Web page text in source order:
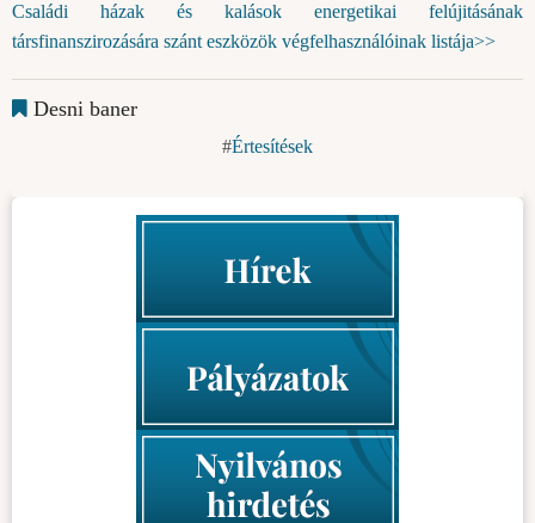
Családi házak és kalások energetikai felújitásának
társfinanszirozására szánt eszközök végfelhasználóinak listája>>
Desni baner
Értesítések